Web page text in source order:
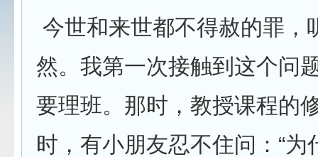
今世和来世都不得赦的罪，
然。我第一次接触到这个问
要理班。那时，教授课程的
时，有小朋友忍不住问：“